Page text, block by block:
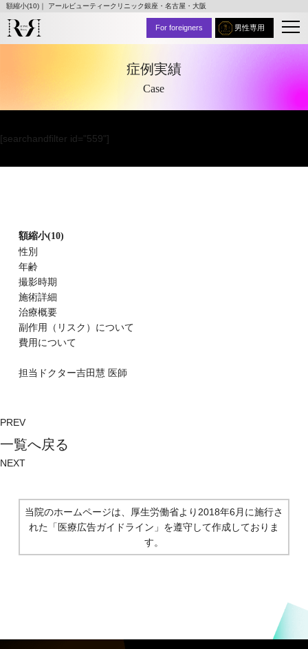
額縮小(10)｜ アールビューティークリニック銀座・名古屋・大阪
男性専用
For foreigners
症例実績
Case
[searchandfilter id="559"]
額縮小(10)
性別
年齢
撮影時期
施術詳細
治療概要
副作⽤（リスク）について
費⽤について
担当ドクター吉田慧医師
PREV
⼀覧へ戻る
NEXT
当院のホームページは、厚生労働省より2018年6月に施行さ
れた 「医療広告ガイドライン」を遵守して作成しておりま
す。